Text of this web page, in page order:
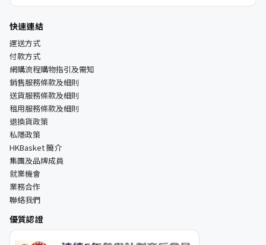
快速連結
運送方式
付款方式
網購流程購物指引及需知
銷售服務條款及細則
送貨服務條款及細則
租用服務條款及細則
退換貨政策
私隱政策
HKBasket 簡介
集團及品牌成員
就業機會
業務合作
聯絡我們
優質認證